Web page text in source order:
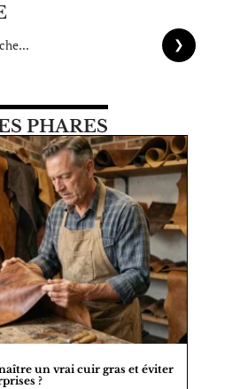
PHARES
un vrai cuir gras et éviter
?